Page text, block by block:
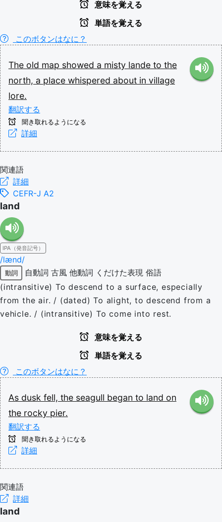
意味を覚える
単語を覚える
このボタンはなに？
The old map showed a misty lande to the
north, a place whispered about in village
lore.
翻訳する
聞き取れるようになる
詳細
関連語
詳細
CEFR-J A2
land
IPA（発音記号）
/lænd/
動詞 自動詞 古風 他動詞 くだけた表現 俗語
(intransitive) To descend to a surface, especially
from the air. / (dated) To alight, to descend from a
vehicle. / (intransitive) To come into rest.
意味を覚える
単語を覚える
このボタンはなに？
As dusk fell, the seagull began to land on
the rocky pier.
翻訳する
聞き取れるようになる
詳細
関連語
詳細
land